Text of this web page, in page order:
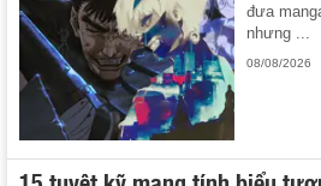
đưa
nhưng ...
08/08/2026